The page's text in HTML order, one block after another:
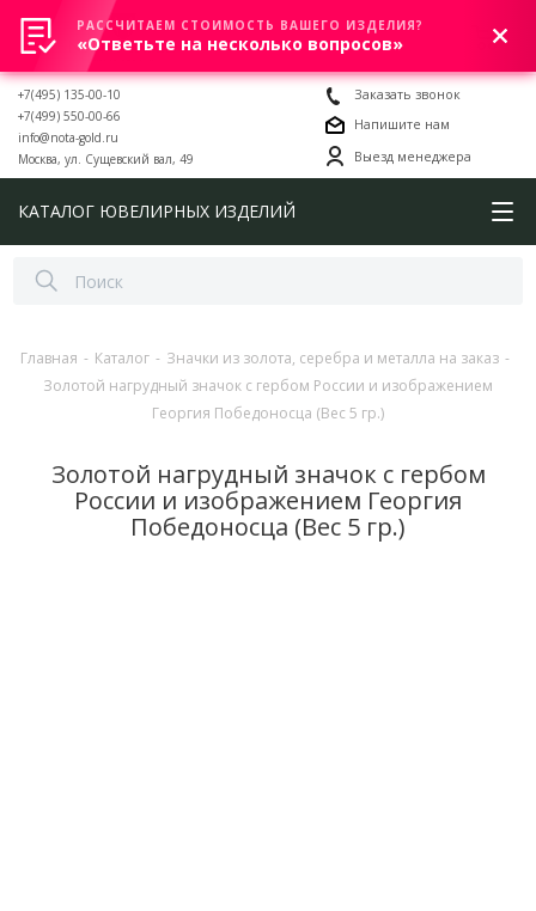
0
+7(495) 135-00-10
+7(499) 550-00-66
info@nota-gold.ru
Москва, ул. Сущевский вал, 49
Заказать звонок
Напишите нам
Выезд менеджера
КАТАЛОГ ЮВЕЛИРНЫХ ИЗДЕЛИЙ
Главная - Каталог - Значки из золота, серебра и металла на заказ -
Золотой нагрудный значок с гербом России и изображением
Георгия Победоносца (Вес 5 гр.)
Золотой нагрудный значок с гербом
России и изображением Георгия
Победоносца (Вес 5 гр.)
РАССЧИТАЕМ СТОИМОСТЬ ВАШЕГО ИЗДЕЛИЯ?
«Ответьте на несколько вопросов»